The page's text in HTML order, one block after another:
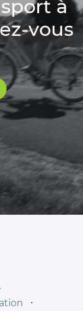
à
vous
⋅